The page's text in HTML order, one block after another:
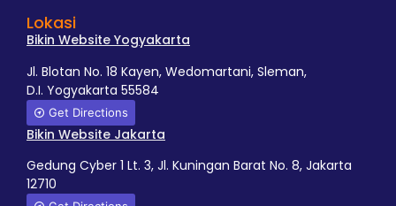
Lokasi
Bikin Website Yogyakarta
Jl. Blotan No. 18 Kayen, Wedomartani, Sleman,
D.I. Yogyakarta 55584
Get Directions
Bikin Website Jakarta
Gedung Cyber 1 Lt. 3, Jl. Kuningan Barat No. 8, Jakarta
12710